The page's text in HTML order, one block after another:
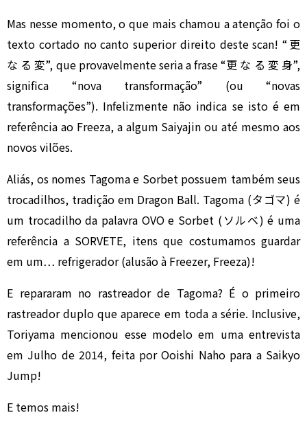
Mas nesse momento, o que mais chamou a atenção foi o
texto cortado no canto superior direito deste scan! “更
な る 変”, que provavelmente seria a frase “更 な る 変 身”,
significa “nova transformação” (ou “novas
transformações”). Infelizmente não indica se isto é em
referência ao Freeza, a algum Saiyajin ou até mesmo aos
novos vilões.
Aliás, os nomes Tagoma e Sorbet possuem também seus
trocadilhos, tradição em Dragon Ball. Tagoma (タゴマ) é
um trocadilho da palavra OVO e Sorbet (ソルベ) é uma
referência a SORVETE, itens que costumamos guardar
em um… refrigerador (alusão à Freezer, Freeza)!
E repararam no rastreador de Tagoma? É o primeiro
rastreador duplo que aparece em toda a série. Inclusive,
Toriyama mencionou esse modelo em uma entrevista
em Julho de 2014, feita por Ooishi Naho para a Saikyo
Jump!
E temos mais!